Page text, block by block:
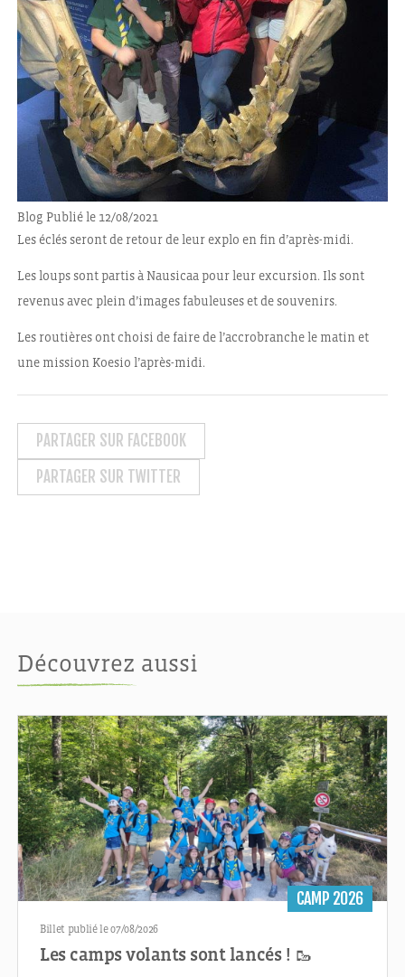
Blog Publié le 12/08/2021
Les éclés seront de retour de leur explo en fin d’après-midi.
Les loups sont partis à Nausicaa pour leur excursion. Ils sont
revenus avec plein d’images fabuleuses et de souvenirs.
Les routières ont choisi de faire de l’accrobranche le matin et
une mission Koesio l’après-midi.
PARTAGER SUR FACEBOOK
PARTAGER SUR TWITTER
Découvrez aussi
CAMP 2026
Billet publié le 07/08/2026
Les camps volants sont lancés ! 🥾